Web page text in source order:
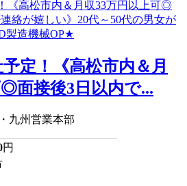
定！《高松市内＆月
面接後3日以内で...
九州営業本部
円